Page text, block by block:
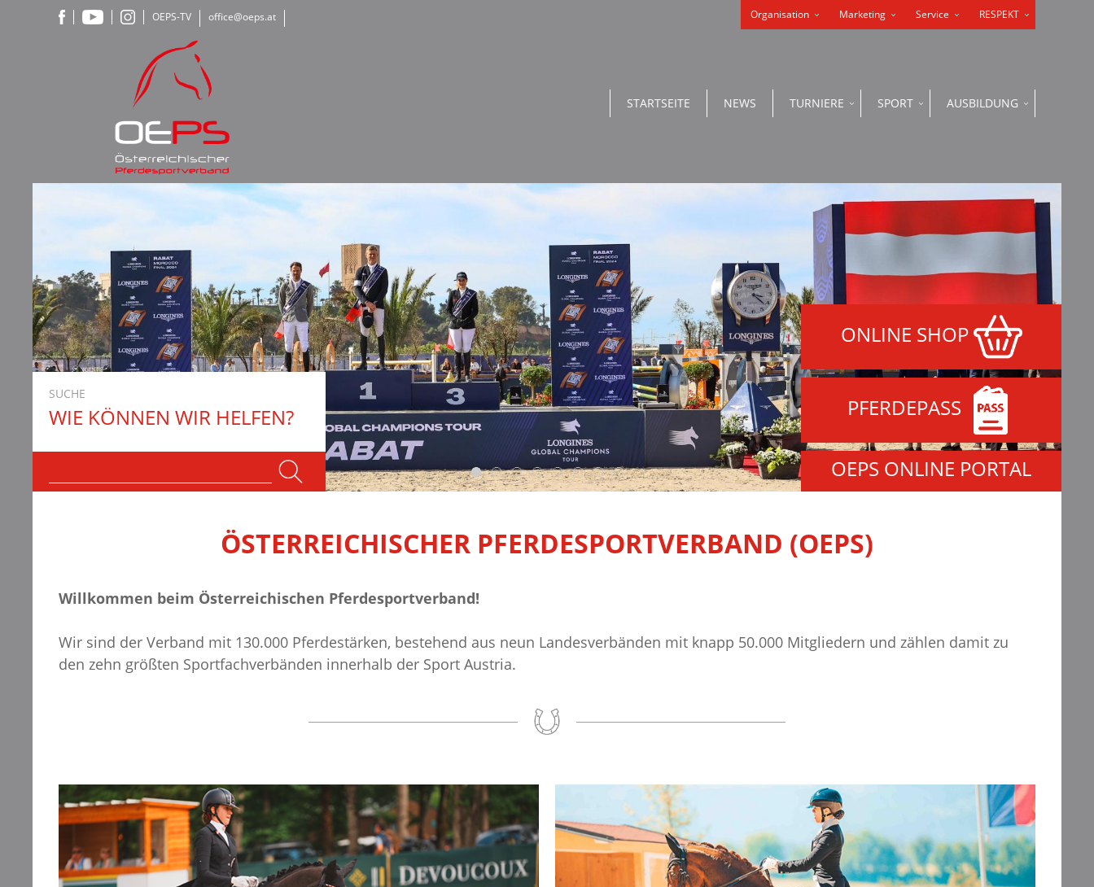
Organisation Marketing Service RESPEKT
STARTSEITE NEWS TURNIERE SPORT AUSBILDUNG
OEPS-TV office@oeps.at
ONLINE SHOP
PFERDEPASS
OEPS ONLINE PORTAL
SUCHE
WIE KÖNNEN WIR HELFEN?
ÖSTERREICHISCHER PFERDESPORTVERBAND (OEPS)
Willkommen beim Österreichischen Pferdesportverband!
Wir sind der Verband mit 130.000 Pferdestärken, bestehend aus neun Landesverbänden mit knapp 50.000 Mitgliedern und zählen damit zu
den zehn größten Sportfachverbänden innerhalb der Sport Austria.